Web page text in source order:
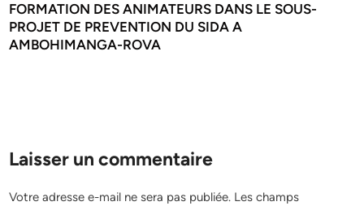
FORMATION DES ANIMATEURS DANS LE SOUS-
PROJET DE PREVENTION DU SIDA A
AMBOHIMANGA-ROVA
Laisser un commentaire
Votre adresse e-mail ne sera pas publiée. Les champs